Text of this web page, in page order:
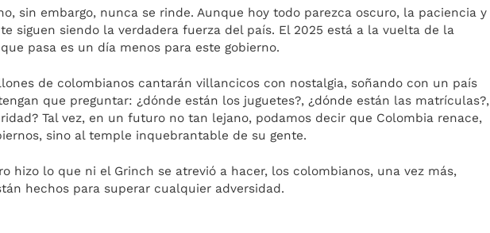
sin embargo, nunca se rinde. Aunque hoy todo parezca oscuro, la paciencia y
siguen siendo la verdadera fuerza del país. El 2025 está a la vuelta de la
pasa es un día menos para este gobierno.
de colombianos cantarán villancicos con nostalgia, soñando con un país
que preguntar: ¿dónde están los juguetes?, ¿dónde están las matrículas?,
Tal vez, en un futuro no tan lejano, podamos decir que Colombia renace,
sino al temple inquebrantable de su gente.
hizo lo que ni el Grinch se atrevió a hacer, los colombianos, una vez más,
hechos para superar cualquier adversidad.